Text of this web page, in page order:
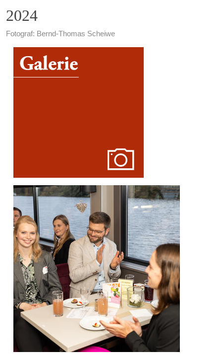
2024
Fotograf: Bernd-Thomas Scheiwe